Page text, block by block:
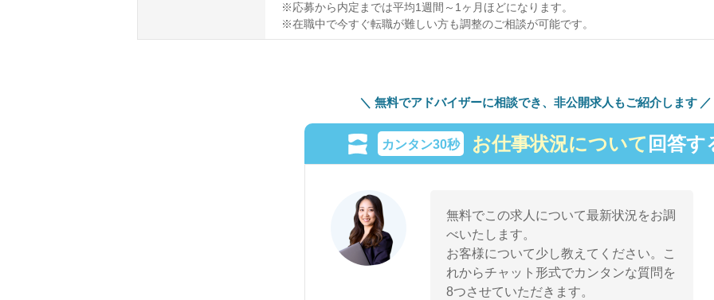
※応募から内定までは平均1週間～1ヶ月ほどになります。
※在職中で今すぐ転職が難しい方も調整のご相談が可能です。
無料でアドバイザーに相談でき、 非公開求人もご紹介します
カンタン30秒 お仕事状況について 回答す
無料でこの求人について最新状況をお調
べいたします。
お客様について少し教えてください。こ
れからチャット形式でカンタンな質問を
8つさせていただきます。